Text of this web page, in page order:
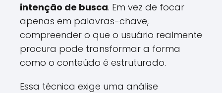
intenção de busca. Em vez de focar
apenas em palavras-chave,
compreender o que o usuário realmente
procura pode transformar a forma
como o conteúdo é estruturado.
Essa técnica exige uma análise